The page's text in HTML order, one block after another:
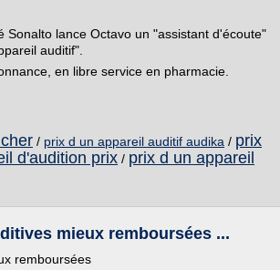
Sonalto lance Octavo un "assistant d'écoute"
auditif".
en libre service en pharmacie.
/ prix d un appareil auditif audika / prix
d'audition prix / prix d un appareil
mieux remboursées ...
remboursées